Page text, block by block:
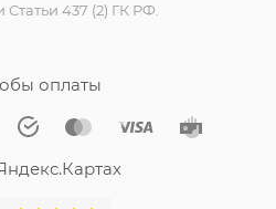
437 (2) ГК РФ.
оплаты